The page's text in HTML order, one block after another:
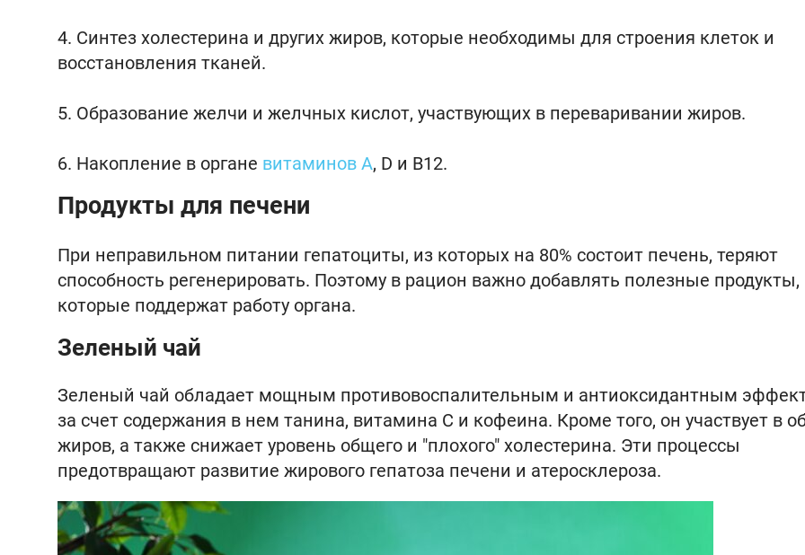
Синтез холестерина и других жиров, которые необходимы для строения клеток и
восстановления тканей.
Образование желчи и желчных кислот, участвующих в переваривании жиров.
Накопление в органе витаминов А, D и В12.
Продукты для печени
При неправильном питании гепатоциты, из которых на 80% состоит печень, теряют
способность регенерировать. Поэтому в рацион важно добавлять полезные продукты,
которые поддержат работу органа.
Зеленый чай
Зеленый чай обладает мощным противовоспалительным и антиоксидантным
за счет содержания в нем танина, витамина С и кофеина. Кроме того, он участвует в
жиров, а также снижает уровень общего и "плохого" холестерина. Эти процессы
предотвращают развитие жирового гепатоза печени и атеросклероза.